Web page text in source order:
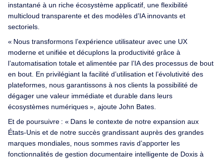
instantané à un riche écosystème applicatif, une flexibilité
multicloud transparente et des modèles d’IA innovants et
sectoriels.
« Nous transformons l’expérience utilisateur avec une UX
moderne et unifiée et décuplons la productivité grâce à
l’automatisation totale et alimentée par l’IA des processus de bout
en bout. En privilégiant la facilité d’utilisation et l’évolutivité des
plateformes, nous garantissons à nos clients la possibilité de
dégager une valeur immédiate et durable dans leurs
écosystèmes numériques », ajoute John Bates.
Et de poursuivre : « Dans le contexte de notre expansion aux
États-Unis et de notre succès grandissant auprès des grandes
marques mondiales, nous sommes ravis d’apporter les
fonctionnalités de gestion documentaire intelligente de Doxis à